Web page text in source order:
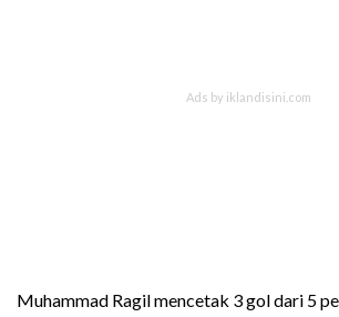
Muhammad Ragil mencetak 3 gol dari 5